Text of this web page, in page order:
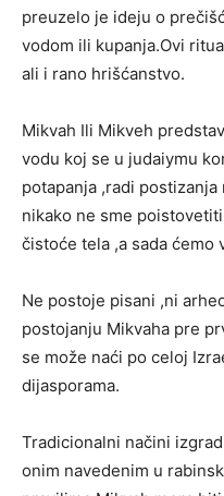
preuzelo je ideju o
vodom ili kupanja.Ovi
ali i rano hrišćanstvo.
Mikvah Ili Mikveh
vodu koj se u judaiymu
potapanja ,radi
nikako ne sme
čistoće tela ,a sada ćemo
Ne postoje pisani ,ni
postojanju Mikvaha pre
se može naći po celoj
dijasporama.
Tradicionalni načini
onim navedenim u